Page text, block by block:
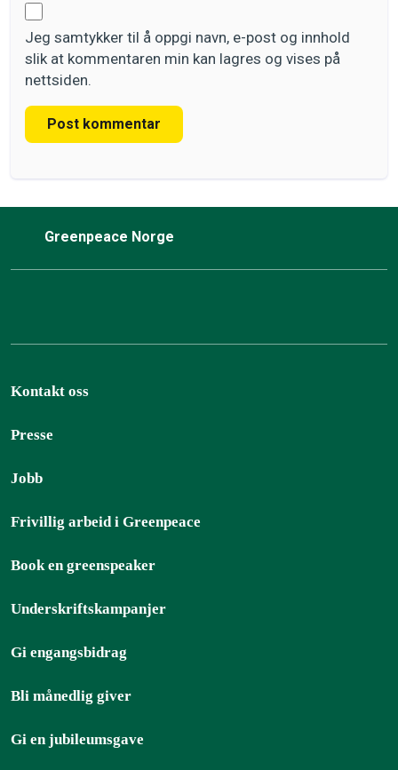
Jeg samtykker til å oppgi navn, e-post og innhold
slik at kommentaren min kan lagres og vises på
nettsiden.
Post kommentar
Greenpeace Norge
Kontakt oss
Presse
Jobb
Frivillig arbeid i Greenpeace
Book en greenspeaker
Underskriftskampanjer
Gi engangsbidrag
Bli månedlig giver
Gi en jubileumsgave